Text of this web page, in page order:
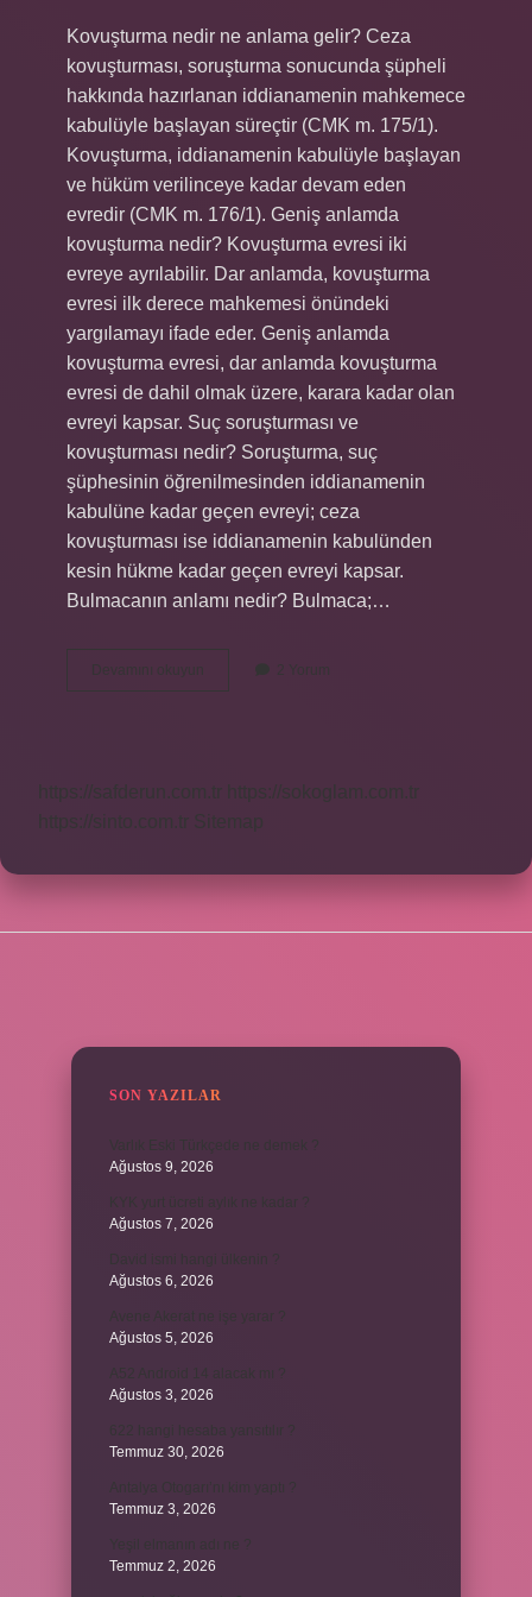
Kovuşturma nedir ne anlama gelir? Ceza
kovuşturması, soruşturma sonucunda şüpheli
hakkında hazırlanan iddianamenin mahkemece
kabulüyle başlayan süreçtir (CMK m. 175/1).
Kovuşturma, iddianamenin kabulüyle başlayan
ve hüküm verilinceye kadar devam eden
evredir (CMK m. 176/1). Geniş anlamda
kovuşturma nedir? Kovuşturma evresi iki
evreye ayrılabilir. Dar anlamda, kovuşturma
evresi ilk derece mahkemesi önündeki
yargılamayı ifade eder. Geniş anlamda
kovuşturma evresi, dar anlamda kovuşturma
evresi de dahil olmak üzere, karara kadar olan
evreyi kapsar. Suç soruşturması ve
kovuşturması nedir? Soruşturma, suç
şüphesinin öğrenilmesinden iddianamenin
kabulüne kadar geçen evreyi; ceza
kovuşturması ise iddianamenin kabulünden
kesin hükme kadar geçen evreyi kapsar.
Bulmacanın anlamı nedir? Bulmaca;…
Devamını okuyun
Kovuşturma
Nedir
2 Yorum
https://safderun.com.tr
https://sokoglam.com.tr
https://sinto.com.tr
Sitemap
SON YAZILAR
Ağustos 9, 2026
Ağustos 7, 2026
Ağustos 6, 2026
Ağustos 5, 2026
Ağustos 3, 2026
Temmuz 30, 2026
Temmuz 3, 2026
Temmuz 2, 2026